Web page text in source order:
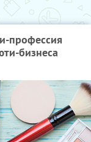
профессия
бизнеса